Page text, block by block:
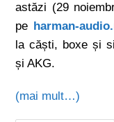
astăzi (29
pe harman-
la căști, boxe și
și AKG.
(mai mult…)